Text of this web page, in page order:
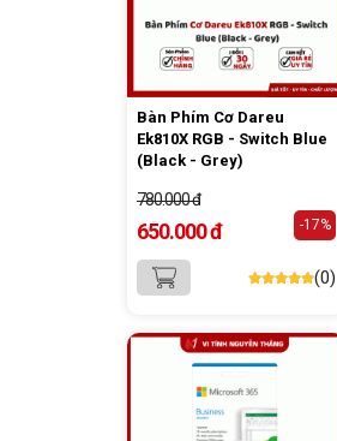
Bàn Phím Cơ Dareu
Ek810X RGB - Switch Blue
(Black - Grey)
780.000 đ
650.000 đ -17%
(0)